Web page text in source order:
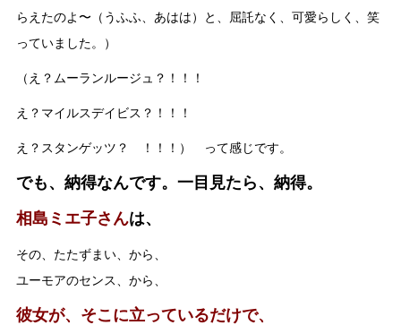
らえたのよ〜（うふふ、あはは）と、屈託なく、可愛らしく、笑
っていました。）
（え？ムーランルージュ？！！！
え？マイルスデイビス？！！！
え？スタンゲッツ？ ！！！） って感じです。
でも、納得なんです。一目見たら、納得。
相島ミエ子さんは、
その、たたずまい、から、
ユーモアのセンス、から、
彼女が、そこに立っているだけで、